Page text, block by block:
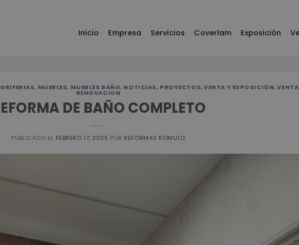
Inicio Empresa Servicios Coverlam Exposición
GRIFERIAS, MUEBLES, MUEBLES BAÑO, NOTICIAS, PROYECTOS,VENTA Y EXPOSICIÓN,
RENOVACION
DE BAÑO COMPLETO
PUBLICADO EL FEBRERO 17, 2025 POR REFORMAS ROMULO